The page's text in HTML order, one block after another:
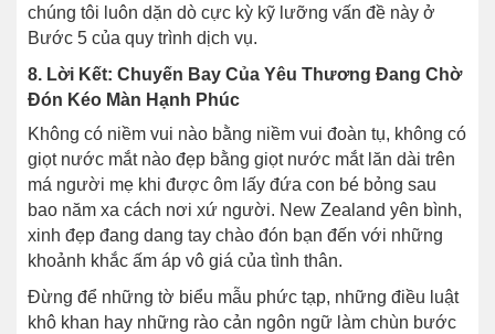
chúng tôi luôn dặn dò cực kỳ kỹ lưỡng vấn đề này ở
Bước 5 của quy trình dịch vụ.
8. Lời Kết: Chuyến Bay Của Yêu Thương Đang Chờ
Đón Kéo Màn Hạnh Phúc
Không có niềm vui nào bằng niềm vui đoàn tụ, không có
giọt nước mắt nào đẹp bằng giọt nước mắt lăn dài trên
má người mẹ khi được ôm lấy đứa con bé bỏng sau
bao năm xa cách nơi xứ người. New Zealand yên bình,
xinh đẹp đang dang tay chào đón bạn đến với những
khoảnh khắc ấm áp vô giá của tình thân.
Đừng để những tờ biểu mẫu phức tạp, những điều luật
khô khan hay những rào cản ngôn ngữ làm chùn bước